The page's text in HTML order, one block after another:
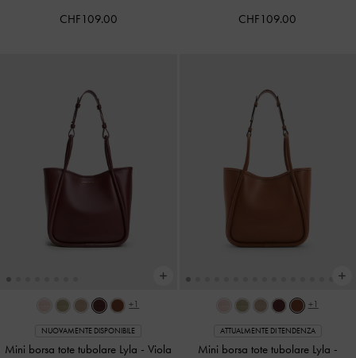
CHF109.00 CHF109.00
+1
NUOVAMENTE DISPONIBILE
Mini borsa tote tubolare Lyla -Viola
+1
ATTUALMENTE DI TENDENZA
Mini borsa tote tubolare Lyla -